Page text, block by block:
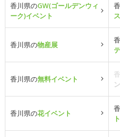
香川県のGW(ゴールデンウィ
ーク)イベント
ス
香川県の物産展
香川県の無料イベント
香川県の花イベント
ト